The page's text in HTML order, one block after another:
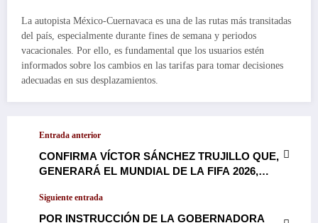
La autopista México-Cuernavaca es una de las rutas más transitadas
del país, especialmente durante fines de semana y periodos
vacacionales. Por ello, es fundamental que los usuarios estén
informados sobre los cambios en las tarifas para tomar decisiones
adecuadas en sus desplazamientos.
Entrada anterior
CONFIRMA VÍCTOR SÁNCHEZ TRUJILLO QUE,
GENERARÁ EL MUNDIAL DE LA FIFA 2026,
MORELOS…
Siguiente entrada
POR INSTRUCCIÓN DE LA GOBERNADORA